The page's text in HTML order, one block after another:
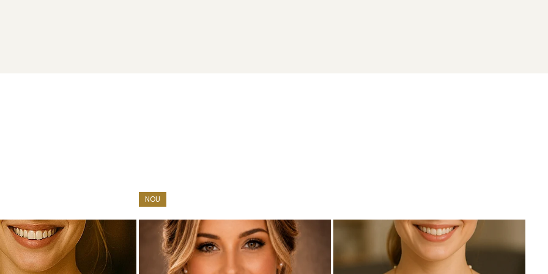
în 27 de țări. Produsele noastre sunt realizate exclusiv din perle naturale de cultură selectate manual, montate
cu perle este livrată împreună cu un certificat de garanție și autenticitate.
NOU